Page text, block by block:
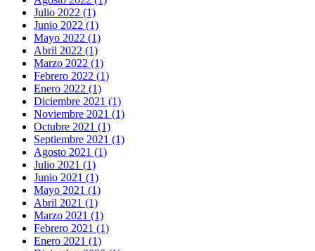
Julio 2022 (1)
Junio 2022 (1)
Mayo 2022 (1)
Abril 2022 (1)
Marzo 2022 (1)
Febrero 2022 (1)
Enero 2022 (1)
Diciembre 2021 (1)
Noviembre 2021 (1)
Octubre 2021 (1)
Septiembre 2021 (1)
Agosto 2021 (1)
Julio 2021 (1)
Junio 2021 (1)
Mayo 2021 (1)
Abril 2021 (1)
Marzo 2021 (1)
Febrero 2021 (1)
Enero 2021 (1)